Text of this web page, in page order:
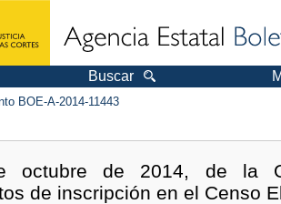
Buscar
BOE-A-2014-11443
octubre de 2014, de la
de inscripción en el Censo